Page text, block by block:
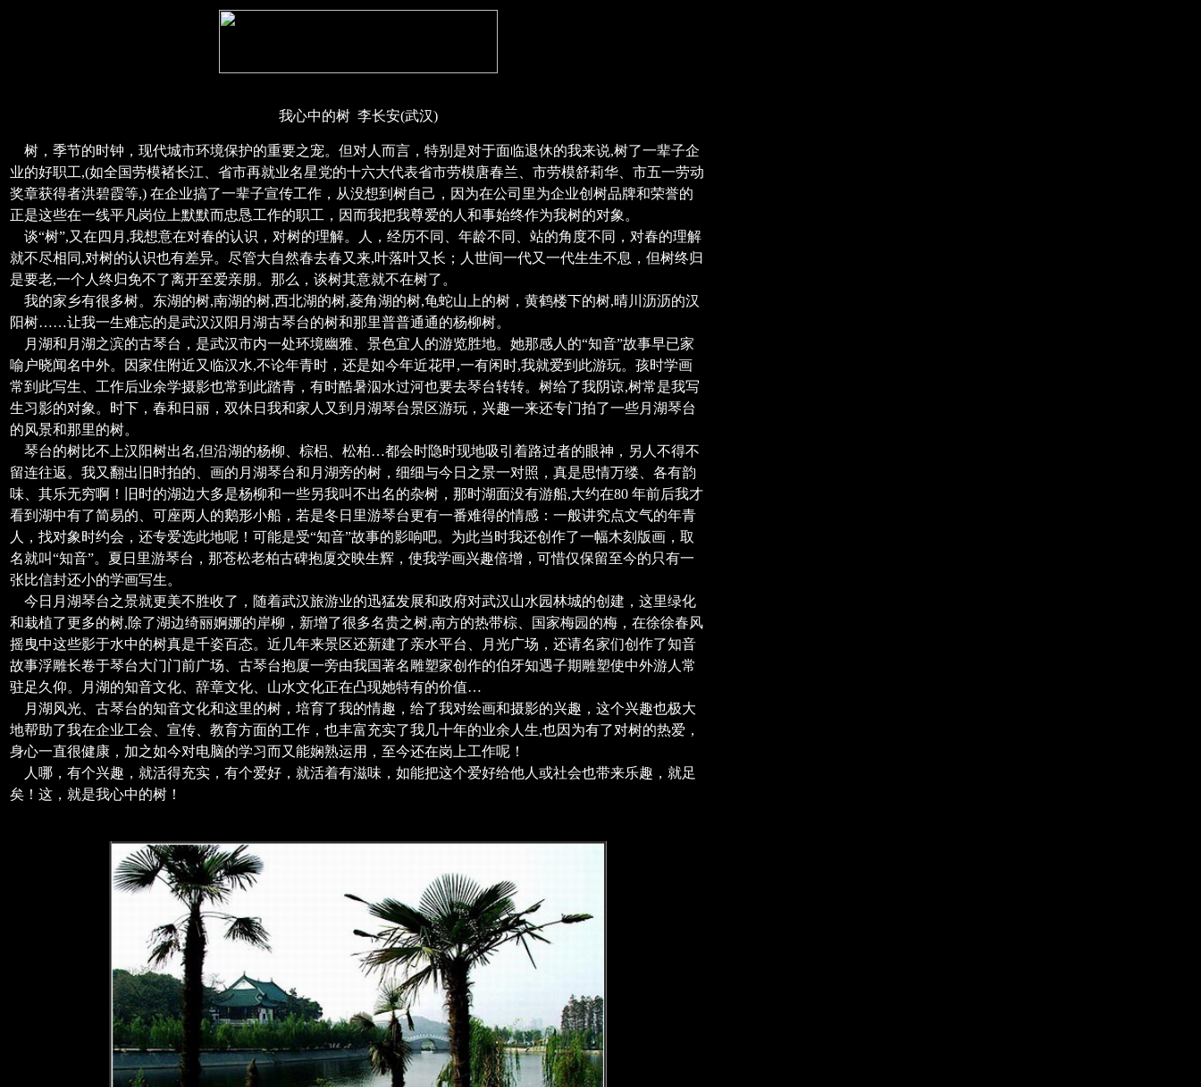
我心中的树 李长安(武汉)
树，季节的时钟，现代城市环境保护的重要之宠。但对人而言，特别是对于面临退休的我来说,树了一辈子企
业的好职工,(如全国劳模褚长江、省市再就业名星党的十六大代表省市劳模唐春兰、市劳模舒莉华、市五一劳动
奖章获得者洪碧霞等,) 在企业搞了一辈子宣传工作，从没想到树自己，因为在公司里为企业创树品牌和荣誉的
正是这些在一线平凡岗位上默默而忠恳工作的职工，因而我把我尊爱的人和事始终作为我树的对象。
谈“树”,又在四月,我想意在对春的认识，对树的理解。人，经历不同、年龄不同、站的角度不同，对春的理解
就不尽相同,对树的认识也有差异。尽管大自然春去春又来,叶落叶又长；人世间一代又一代生生不息，但树终归
是要老,一个人终归免不了离开至爱亲朋。那么，谈树其意就不在树了。
我的家乡有很多树。东湖的树,南湖的树,西北湖的树,菱角湖的树,龟蛇山上的树，黄鹤楼下的树,晴川沥沥的汉
阳树……让我一生难忘的是武汉汉阳月湖古琴台的树和那里普普通通的杨柳树。
月湖和月湖之滨的古琴台，是武汉市内一处环境幽雅、景色宜人的游览胜地。她那感人的“知音”故事早已家
喻户晓闻名中外。因家住附近又临汉水,不论年青时，还是如今年近花甲,一有闲时,我就爱到此游玩。孩时学画
常到此写生、工作后业余学摄影也常到此踏青，有时酷暑泅水过河也要去琴台转转。树给了我阴谅,树常是我写
生习影的对象。时下，春和日丽，双休日我和家人又到月湖琴台景区游玩，兴趣一来还专门拍了一些月湖琴台
的风景和那里的树。
琴台的树比不上汉阳树出名,但沿湖的杨柳、棕梠、松柏…都会时隐时现地吸引着路过者的眼神，另人不得不
留连往返。我又翻出旧时拍的、画的月湖琴台和月湖旁的树，细细与今日之景一对照，真是思情万缕、各有韵
味、其乐无穷啊！旧时的湖边大多是杨柳和一些另我叫不出名的杂树，那时湖面没有游船,大约在80 年前后我才
看到湖中有了简易的、可座两人的鹅形小船，若是冬日里游琴台更有一番难得的情感：一般讲究点文气的年青
人，找对象时约会，还专爱选此地呢！可能是受“知音”故事的影响吧。为此当时我还创作了一幅木刻版画，取
名就叫“知音”。夏日里游琴台，那苍松老柏古碑抱厦交映生辉，使我学画兴趣倍增，可惜仅保留至今的只有一
张比信封还小的学画写生。
今日月湖琴台之景就更美不胜收了，随着武汉旅游业的迅猛发展和政府对武汉山水园林城的创建，这里绿化
和栽植了更多的树,除了湖边绮丽婀娜的岸柳，新增了很多名贵之树,南方的热带棕、国家梅园的梅，在徐徐春风
摇曳中这些影于水中的树真是千姿百态。近几年来景区还新建了亲水平台、月光广场，还请名家们创作了知音
故事浮雕长卷于琴台大门门前广场、古琴台抱厦一旁由我国著名雕塑家创作的伯牙知遇子期雕塑使中外游人常
驻足久仰。月湖的知音文化、辞章文化、山水文化正在凸现她特有的价值…
月湖风光、古琴台的知音文化和这里的树，培育了我的情趣，给了我对绘画和摄影的兴趣，这个兴趣也极大
地帮助了我在企业工会、宣传、教育方面的工作，也丰富充实了我几十年的业余人生,也因为有了对树的热爱，
身心一直很健康，加之如今对电脑的学习而又能娴熟运用，至今还在岗上工作呢！
人哪，有个兴趣，就活得充实，有个爱好，就活着有滋味，如能把这个爱好给他人或社会也带来乐趣，就足
矣！这，就是我心中的树！